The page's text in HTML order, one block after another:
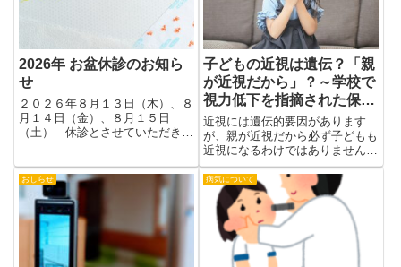
2026年 お盆休診のお知ら
せ
２０２６年８月１３日（木）、８
月１４日（金）、８月１５日
（土） 休診とさせていただきま
子どもの近視は遺伝？「親
が近視だから」？～学校で
視力低下を指摘された保護
者の方へ～
近視には遺伝的要因があります
が、親が近視だから必ず子どもも
近視になるわけではありません。
近視になりやすい体質に加え、ス
マホやタブレットの長時間使用、
屋外活動不足などの環境要因が影
響します。特に両親が近視の場合
は早期から定期検査を行い、必要
に応じて近視進行抑制治療を検討
することが大切です。
おしらせ 病気について